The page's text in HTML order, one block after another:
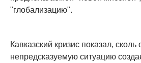
"глобализацию".
Кавказский кризис показал,
непредсказуемую ситуацию